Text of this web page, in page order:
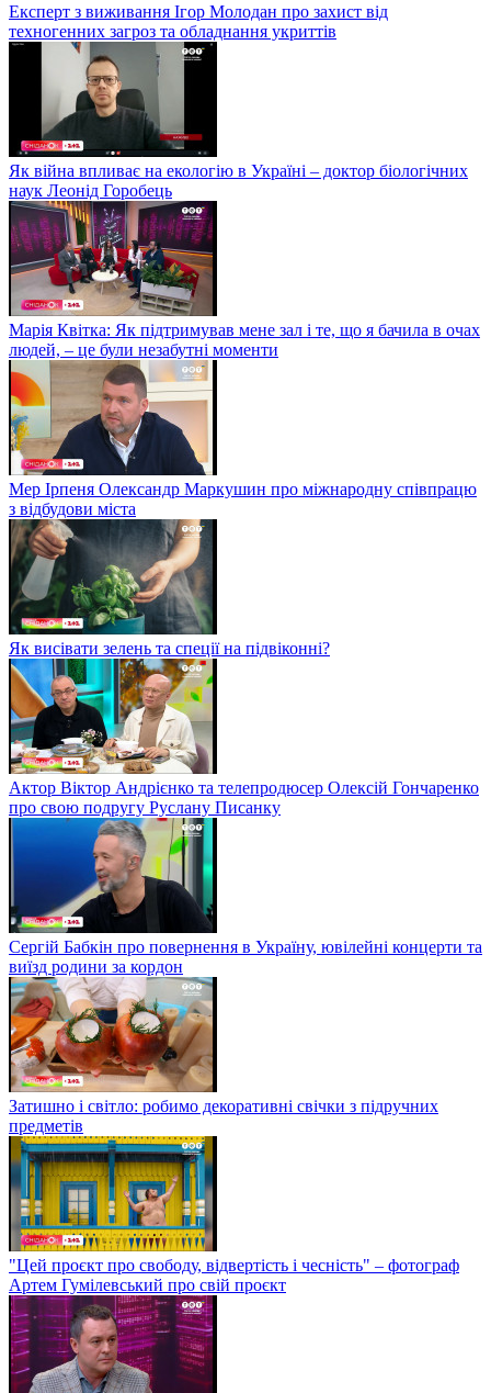
Експерт з виживання Ігор Молодан про захист від
техногенних загроз та обладнання укриттів
Як війна впливає на екологію в Україні – доктор біологічних
наук Леонід Горобець
Марія Квітка: Як підтримував мене зал і те, що я бачила в очах
людей, – це були незабутні моменти
Мер Ірпеня Олександр Маркушин про міжнародну співпрацю
з відбудови міста
Як висівати зелень та спеції на підвіконні?
Актор Віктор Андрієнко та телепродюсер Олексій Гончаренко
про свою подругу Руслану Писанку
Сергій Бабкін про повернення в Україну, ювілейні концерти та
виїзд родини за кордон
Затишно і світло: робимо декоративні свічки з підручних
предметів
"Цей проєкт про свободу, відвертість і чесність" – фотограф
Артем Гумілевський про свій проєкт